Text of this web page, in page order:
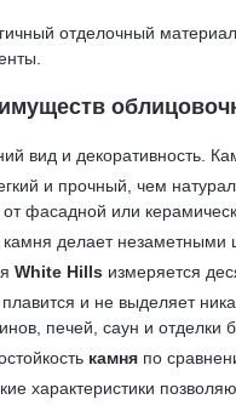
отделочный
вид и декоративность.
и прочный, чем
от фасадной или
камня делает
White Hills измеряется
и не выделяет
печей, саун и отделки
камня по
характеристики